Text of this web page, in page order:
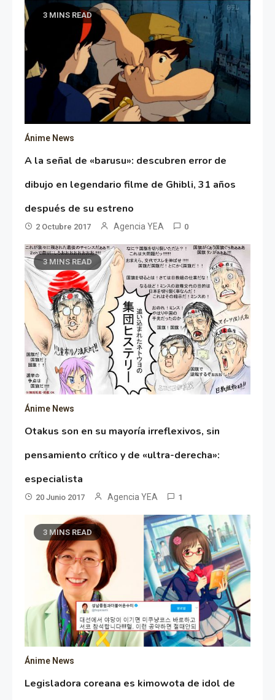
3 MINS READ
Ánime News
A la señal de «barusu»: descubren error de
dibujo en legendario filme de Ghibli, 31 años
después de su estreno
2 Octubre 2017 Agencia YEA 0
3 MINS READ
Ánime News
Otakus son en su mayoría irreflexivos, sin
pensamiento crítico y de «ultra-derecha»:
especialista
20 Junio 2017 Agencia YEA 1
3 MINS READ
Ánime News
Legisladora coreana es kimowota de idol de